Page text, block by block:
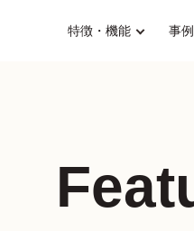
特徴・機能 事